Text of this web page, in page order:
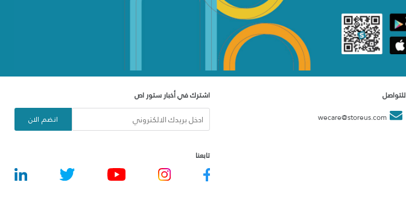
للتواصل
wecare@storeus.com
اشترك في أخبار ستور اص
انضم الان
تابعنا